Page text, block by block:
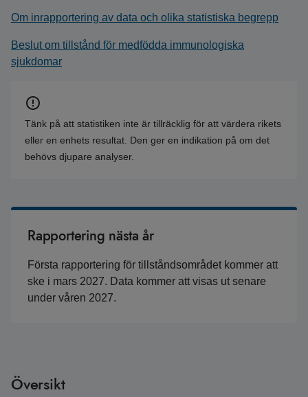
Om inrapportering av data och olika statistiska begrepp
Beslut om tillstånd för medfödda immunologiska
sjukdomar
Tänk på att statistiken inte är tillräcklig för att värdera rikets
eller en enhets resultat. Den ger en indikation på om det
behövs djupare analyser.
Rapportering nästa år
Första rapportering för tillståndsområdet kommer att
ske i mars 2027. Data kommer att visas ut senare
under våren 2027.
Översikt